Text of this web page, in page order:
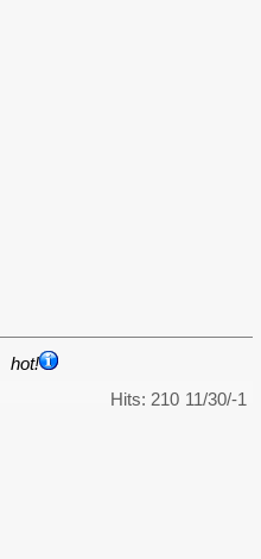
hot!
11/30/-1
Hits: 210